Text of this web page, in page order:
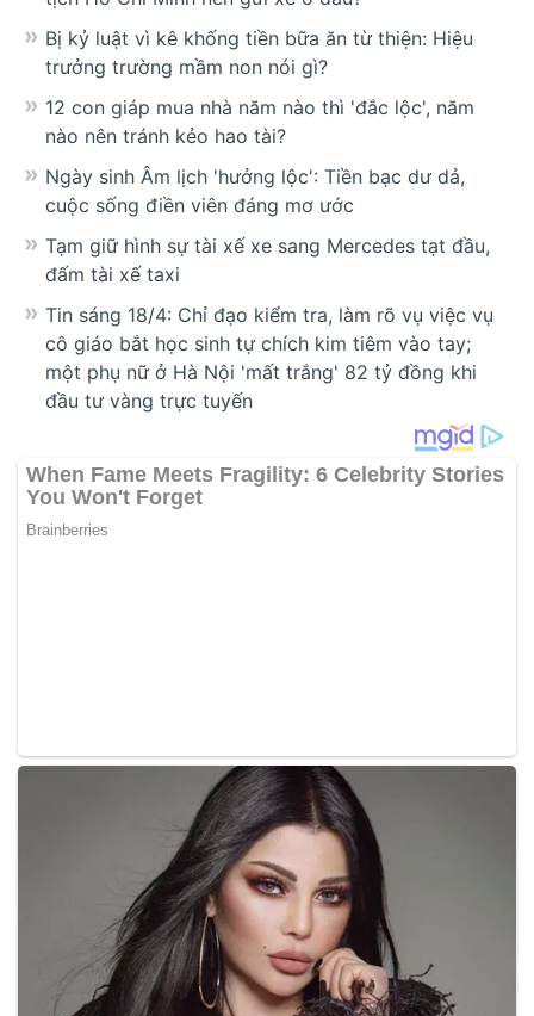
Bị kỷ luật vì kê khống tiền bữa ăn từ thiện: Hiệu
trưởng trường mầm non nói gì?
12 con giáp mua nhà năm nào thì 'đắc lộc', năm
nào nên tránh kẻo hao tài?
Ngày sinh Âm lịch 'hưởng lộc': Tiền bạc dư dả,
cuộc sống điền viên đáng mơ ước
Tạm giữ hình sự tài xế xe sang Mercedes tạt đầu,
đấm tài xế taxi
Tin sáng 18/4: Chỉ đạo kiểm tra, làm rõ vụ việc vụ
cô giáo bắt học sinh tự chích kim tiêm vào tay;
một phụ nữ ở Hà Nội 'mất trắng' 82 tỷ đồng khi
đầu tư vàng trực tuyến